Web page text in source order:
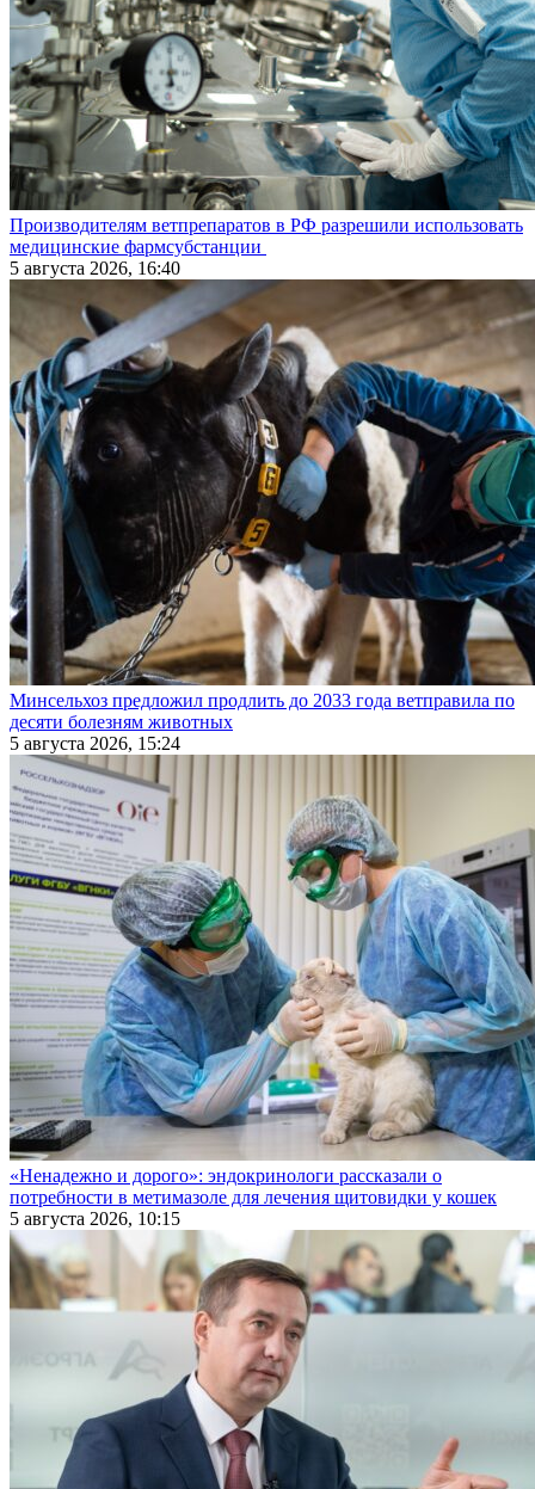
Производителям ветпрепаратов в РФ разрешили использовать
медицинские фармсубстанции
5 августа 2026, 16:40
Минсельхоз предложил продлить до 2033 года ветправила по
десяти болезням животных
5 августа 2026, 15:24
«Ненадежно и дорого»: эндокринологи рассказали о
потребности в метимазоле для лечения щитовидки у кошек
5 августа 2026, 10:15